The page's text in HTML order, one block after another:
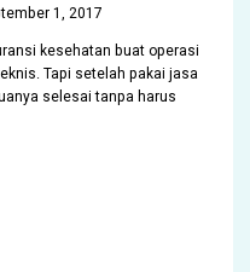
1, 2017
kesehatan buat operasi
Tapi setelah pakai jasa
selesai tanpa harus